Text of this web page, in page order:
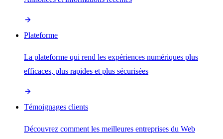
Plateforme
La plateforme qui rend les expériences numériques plus
efficaces, plus rapides et plus sécurisées
Témoignages clients
Découvrez comment les meilleures entreprises du Web